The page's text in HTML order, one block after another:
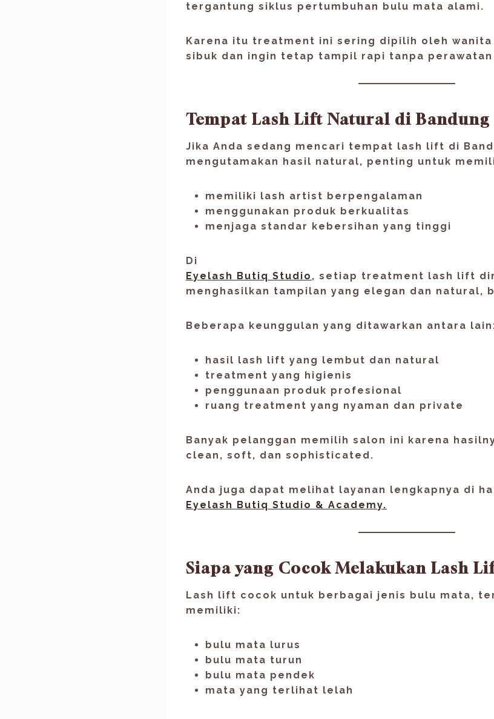
tergantung siklus pertumbuhan bulu mata alami.
Karena itu treatment ini sering dipilih oleh
sibuk dan ingin tetap tampil rapi tanpa
Tempat Lash Lift Natural di Bandung
Jika Anda sedang mencari tempat lash lift di
mengutamakan hasil natural, penting untuk
memiliki lash artist berpengalaman
menggunakan produk berkualitas
menjaga standar kebersihan yang tinggi
Di
Eyelash Butiq Studio , setiap treatment lash lift
menghasilkan tampilan yang elegan dan natural,
Beberapa keunggulan yang ditawarkan antara
hasil lash lift yang lembut dan natural
treatment yang higienis
penggunaan produk profesional
ruang treatment yang nyaman dan private
Banyak pelanggan memilih salon ini karena
clean, soft, dan sophisticated .
Anda juga dapat melihat layanan lengkapnya di
Eyelash Butiq Studio & Academy.
Siapa yang Cocok Melakukan Lash
Lash lift cocok untuk berbagai jenis bulu mata,
memiliki:
bulu mata lurus
bulu mata turun
bulu mata pendek
mata yang terlihat lelah